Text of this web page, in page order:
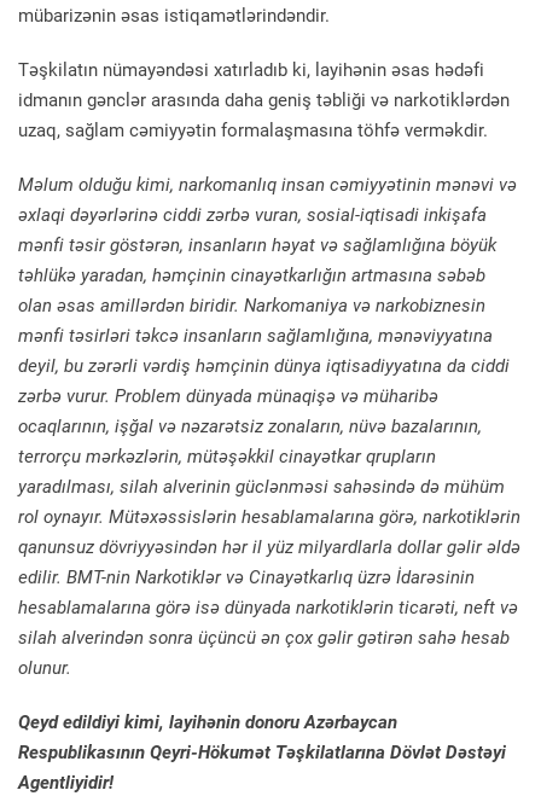
mübarizənin əsas istiqamətlərindəndir.
Təşkilatın nümayəndəsi xatırladıb ki, layihənin əsas hədəfi
idmanın gənclər arasında daha geniş təbliği və narkotiklərdən
uzaq, sağlam cəmiyyətin formalaşmasına töhfə verməkdir.
Məlum olduğu kimi, narkomanlıq insan cəmiyyətinin mənəvi və
əxlaqi dəyərlərinə ciddi zərbə vuran, sosial-iqtisadi inkişafa
mənfi təsir göstərən, insanların həyat və sağlamlığına böyük
təhlükə yaradan, həmçinin cinayətkarlığın artmasına səbəb
olan əsas amillərdən biridir. Narkomaniya və narkobiznesin
mənfi təsirləri təkcə insanların sağlamlığına, mənəviyyatına
deyil, bu zərərli vərdiş həmçinin dünya iqtisadiyyatına da ciddi
zərbə vurur. Problem dünyada münaqişə və müharibə
ocaqlarının, işğal və nəzarətsiz zonaların, nüvə bazalarının,
terrorçu mərkəzlərin, mütəşəkkil cinayətkar qrupların
yaradılması, silah alverinin güclənməsi sahəsində də mühüm
rol oynayır. Mütəxəssislərin hesablamalarına görə, narkotiklərin
qanunsuz dövriyyəsindən hər il yüz milyardlarla dollar gəlir əldə
edilir. BMT-nin Narkotiklər və Cinayətkarlıq üzrə İdarəsinin
hesablamalarına görə isə dünyada narkotiklərin ticarəti, neft və
silah alverindən sonra üçüncü ən çox gəlir gətirən sahə hesab
olunur.
Qeyd edildiyi kimi, layihənin donoru Azərbaycan
Respublikasının Qeyri-Hökumət Təşkilatlarına Dövlət Dəstəyi
Agentliyidir!